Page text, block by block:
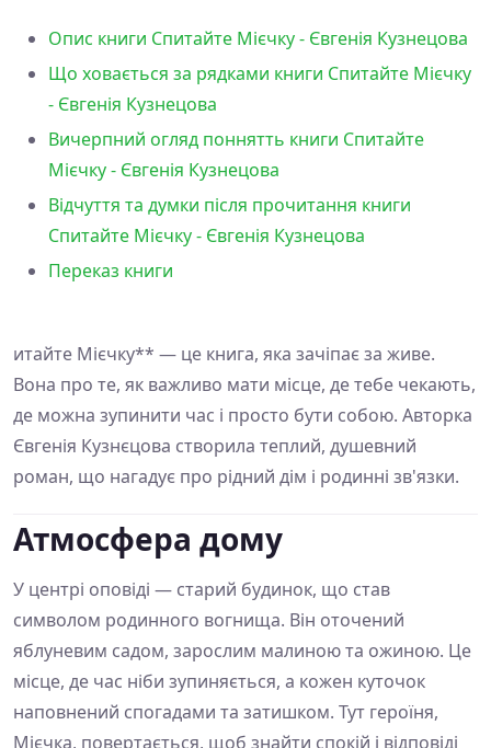
Опис книги Спитайте Мієчку - Євгенія Кузнецова
Що ховається за рядками книги Спитайте Мієчку
- Євгенія Кузнецова
Вичерпний огляд поннятть книги Спитайте
Мієчку - Євгенія Кузнецова
Відчуття та думки після прочитання книги
Спитайте Мієчку - Євгенія Кузнецова
Переказ книги
итайте Мієчку** — це книга, яка зачіпає за живе.
Вона про те, як важливо мати місце, де тебе чекають,
де можна зупинити час і просто бути собою. Авторка
Євгенія Кузнєцова створила теплий, душевний
роман, що нагадує про рідний дім і родинні зв'язки.
Атмосфера дому
У центрі оповіді — старий будинок, що став
символом родинного вогнища. Він оточений
яблуневим садом, зарослим малиною та ожиною. Це
місце, де час ніби зупиняється, а кожен куточок
наповнений спогадами та затишком. Тут героїня,
Мієчка, повертається, щоб знайти спокій і відповіді